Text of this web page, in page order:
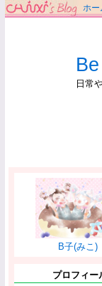
ホー
日常
B子(みこ)
プロフィー